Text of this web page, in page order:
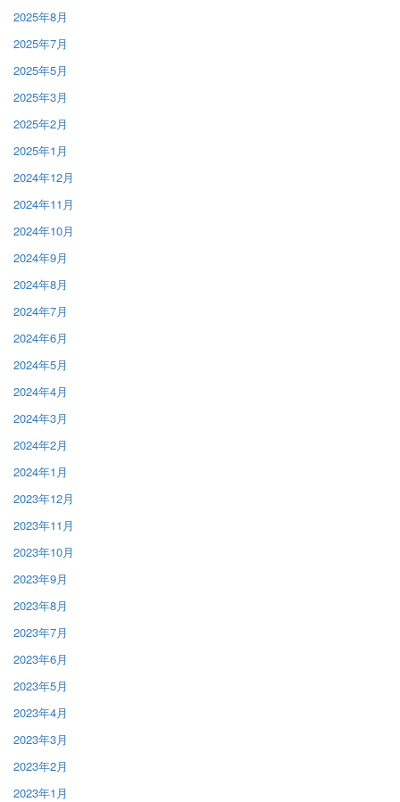
2025年8月
2025年7月
2025年5月
2025年3月
2025年2月
2025年1月
2024年12月
2024年11月
2024年10月
2024年9月
2024年8月
2024年7月
2024年6月
2024年5月
2024年4月
2024年3月
2024年2月
2024年1月
2023年12月
2023年11月
2023年10月
2023年9月
2023年8月
2023年7月
2023年6月
2023年5月
2023年4月
2023年3月
2023年2月
2023年1月